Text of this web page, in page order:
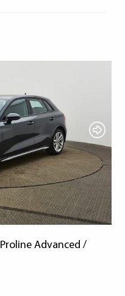
Proline Advanced /